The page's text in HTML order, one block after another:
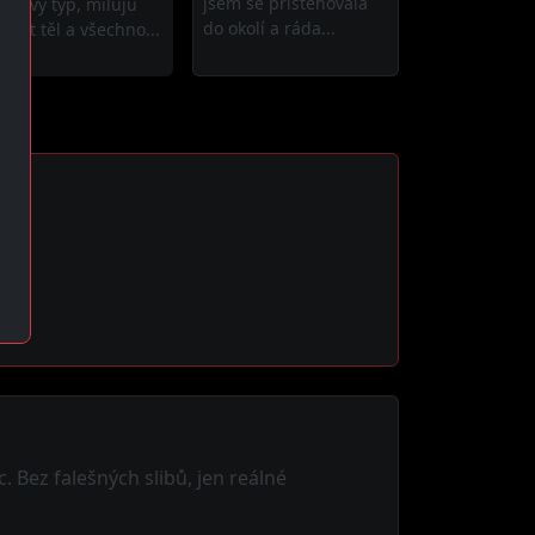
typ, miluju
těl a všechno...
do okolí a ráda...
Bez falešných slibů, jen reálné